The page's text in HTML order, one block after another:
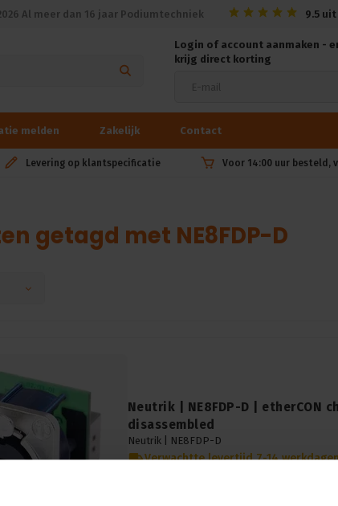
Al meer dan 16 jaar Podiumtechniek 9.5 uit
Login of account aanmaken -
krijg direct korting
melden Zakelijk Contact
Levering op klantspecificatie Voor 14:00 uur besteld,
getagd met NE8FDP-D
Neutrik | NE8FDP-D | etherCON
disassembled
Neutrik | NE8FDP-D
Verwachtte levertijd 7-14
Neutrik NE8FDP-D etherCON Chassis-D
variant. Premium dismountable design for